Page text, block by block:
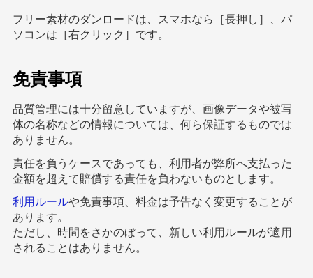
フリー素材のダンロードは、スマホなら［長押し］、パ
ソコンは［右クリック］です。
免責事項
品質管理には十分留意していますが、画像データや被写
体の名称などの情報については、何ら保証するものでは
ありません。
責任を負うケースであっても、利用者が弊所へ支払った
金額を超えて賠償する責任を負わないものとします。
利用ルールや免責事項、料金は予告なく変更することが
あります。
ただし、時間をさかのぼって、新しい利用ルールが適用
されることはありません。